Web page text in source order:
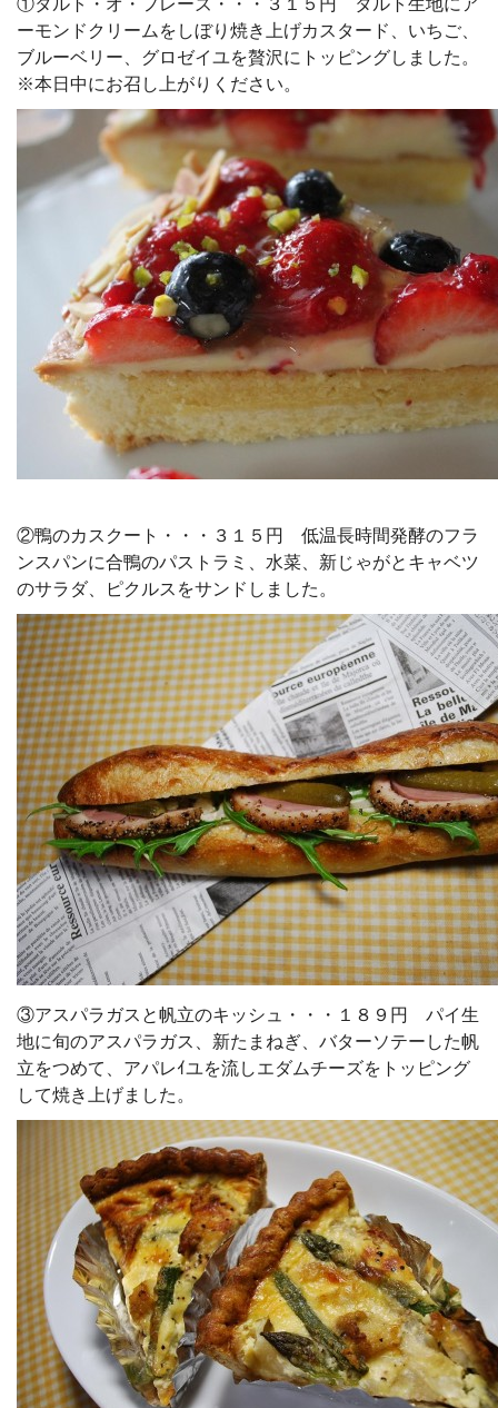
①タルト・オ・フレーズ・・・３１５円 タルト生地にア
ーモンドクリームをしぼり焼き上げカスタード、いちご、
ブルーベリー、グロゼイユを贅沢にトッピングしました。
※本日中にお召し上がりください。
②鴨のカスクート・・・３１５円 低温長時間発酵のフラ
ンスパンに合鴨のパストラミ、水菜、新じゃがとキャベツ
のサラダ、ピクルスをサンドしました。
③アスパラガスと帆立のキッシュ・・・１８９円 パイ生
地に旬のアスパラガス、新たまねぎ、バターソテーした帆
立をつめて、アパレｲユを流しエダムチーズをトッピング
して焼き上げました。